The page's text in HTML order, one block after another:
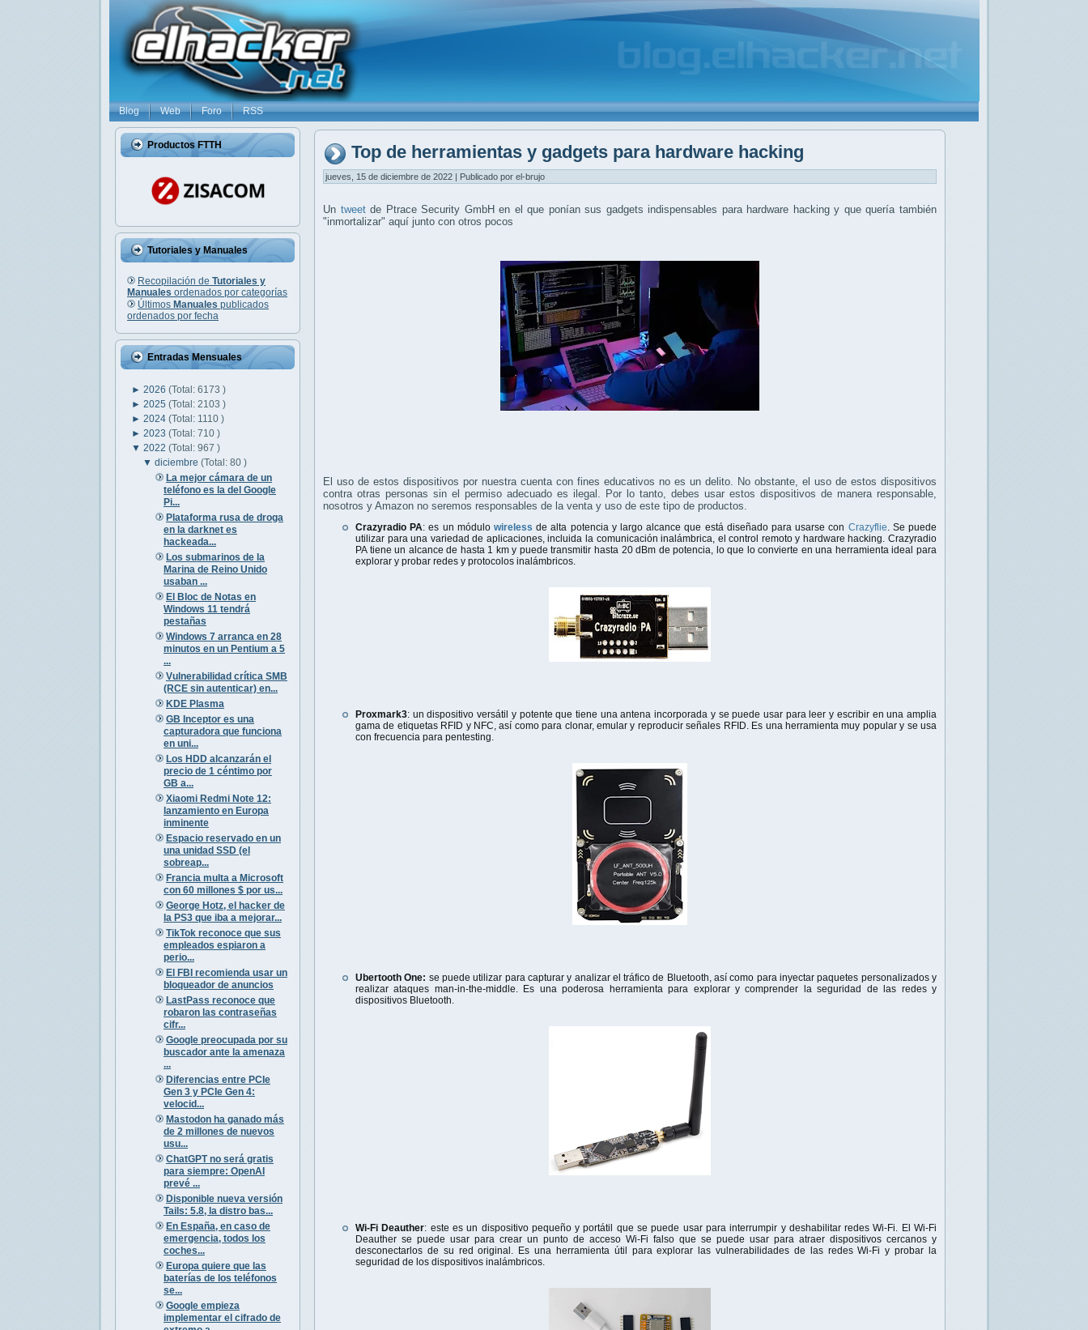
Blog Web Foro RSS
Productos FTTH
Tutoriales y Manuales
Recopilación de Tutoriales y
Manuales ordenados por categorías
Últimos Manuales publicados
ordenados por fecha
Entradas Mensuales
► 2026 (Total: 6173 )
► 2025 (Total: 2103 )
► 2024 (Total: 1110 )
► 2023 (Total: 710 )
▼ 2022 (Total: 967 )
▼diciembre(Total: 80 )
La mejor cámara de un
teléfono es la del Google
Pi...
Plataforma rusa de droga
en la darknet es
hackeada...
Los submarinos de la
Marina de Reino Unido
usaban ...
El Bloc de Notas en
Windows 11 tendrá
pestañas
Windows 7 arranca en 28
minutos en un Pentium a 5
...
Vulnerabilidad crítica SMB
(RCE sin autenticar) en...
KDE Plasma
GB Inceptor es una
capturadora que funciona
en uni...
Los HDD alcanzarán el
precio de 1 céntimo por
GB a...
Xiaomi Redmi Note 12:
lanzamiento en Europa
inminente
Espacio reservado en un
una unidad SSD (el
sobreap...
Francia multa a Microsoft
con 60 millones $ por us...
George Hotz, el hacker de
la PS3 que iba a mejorar...
TikTok reconoce que sus
empleados espiaron a
perio...
El FBI recomienda usar un
bloqueador de anuncios
LastPass reconoce que
robaron las contraseñas
cifr...
Google preocupada por su
buscador ante la amenaza
...
Diferencias entre PCIe
Gen 3 y PCIe Gen 4:
velocid...
Mastodon ha ganado más
de 2 millones de nuevos
usu...
ChatGPT no será gratis
para siempre: OpenAI
prevé ...
Disponible nueva versión
Tails: 5.8, la distro bas...
En España, en caso de
emergencia, todos los
coches...
Europa quiere que las
baterías de los teléfonos
se...
Google empieza
implementar el cifrado de
Top de herramientas y gadgets para hardware hacking
jueves, 15 de diciembre de 2022 | Publicado por el-brujo
Un tweetde Ptrace Security GmbH en el que ponían sus gadgets indispensables para hardware hacking y que quería también
"inmortalizar" aquí junto con otros pocos
El uso de estos dispositivos por nuestra cuenta con fines educativos no es un delito. No obstante, el uso de estos dispositivos
contra otras personas sin el permiso adecuado es ilegal. Por lo tanto, debes usar estos dispositivos de manera responsable,
nosotros y Amazon no seremos responsables de la venta y uso de este tipo de productos.
Crazyradio PA: es un módulowireless de alta potencia y largo alcance que está diseñado para usarse con Crazyflie. Se puede
utilizar para una variedad de aplicaciones, incluida la comunicación inalámbrica, el control remoto y hardware hacking. Crazyradio
PA tiene un alcance de hasta 1 km y puede transmitir hasta 20 dBm de potencia, lo que lo convierte en una herramienta ideal para
explorar y probar redes y protocolos inalámbricos.
Proxmark3: un dispositivo versátil y potente que tiene una antena incorporada y se puede usar para leer y escribir en una amplia
gama de etiquetas RFID y NFC, así como para clonar, emular y reproducir señales RFID. Es una herramienta muy popular y se usa
con frecuencia para pentesting.
Ubertooth One: se puede utilizar para capturar y analizar el tráfico de Bluetooth, así como para inyectar paquetes personalizados y
realizar ataques man-in-the-middle. Es una poderosa herramienta para explorar y comprender la seguridad de las redes y
dispositivos Bluetooth.
Wi-Fi Deauther: este es un dispositivo pequeño y portátil que se puede usar para interrumpir y deshabilitar redes Wi-Fi. El Wi-Fi
Deauther se puede usar para crear un punto de acceso Wi-Fi falso que se puede usar para atraer dispositivos cercanos y
desconectarlos de su red original. Es una herramienta útil para explorar las vulnerabilidades de las redes Wi-Fi y probar la
seguridad de los dispositivos inalámbricos.